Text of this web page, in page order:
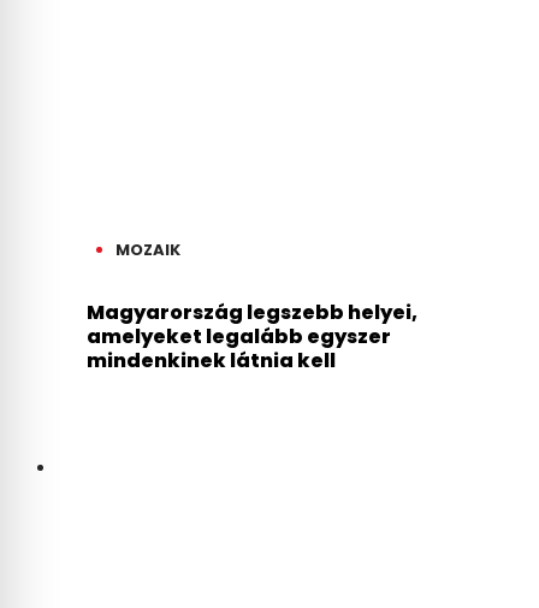
MOZAIK
Magyarország legszebb helyei,
amelyeket legalább egyszer
mindenkinek látnia kell